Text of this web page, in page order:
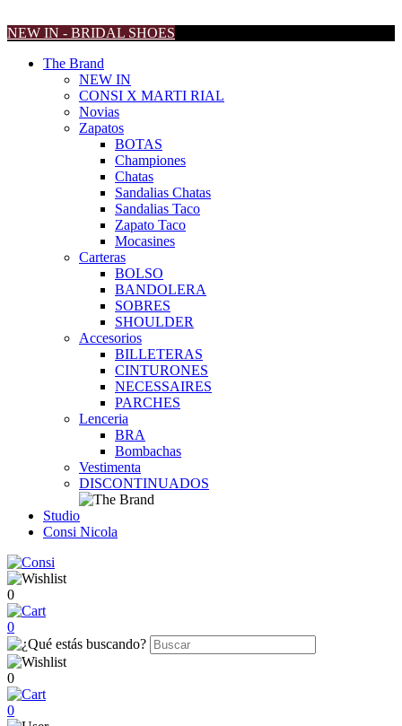
NEW IN - BRIDAL SHOES
The Brand
NEW IN
CONSI X MARTI RIAL
Novias
Zapatos
BOTAS
Championes
Chatas
Sandalias Chatas
Sandalias Taco
Zapato Taco
Mocasines
Carteras
BOLSO
BANDOLERA
SOBRES
SHOULDER
Accesorios
BILLETERAS
CINTURONES
NECESSAIRES
PARCHES
Lenceria
BRA
Bombachas
Vestimenta
DISCONTINUADOS
Studio
Consi Nicola
0
0
0
0